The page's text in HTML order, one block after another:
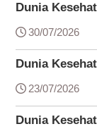
Dunia
30/07/2026
Dunia
23/07/2026
Dunia